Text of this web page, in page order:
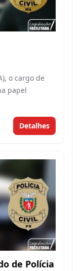
o cargo de
papel
Detalhes
de Polícia